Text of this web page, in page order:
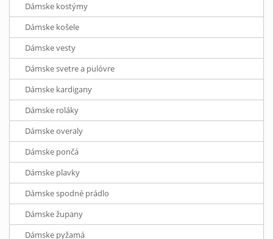
Dámske kostýmy
Dámske košele
Dámske vesty
Dámske svetre a pulóvre
Dámske kardigany
Dámske roláky
Dámske overaly
Dámske pončá
Dámske plavky
Dámske spodné prádlo
Dámske župany
Dámske pyžamá